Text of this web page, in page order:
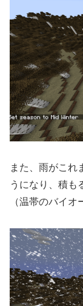
また、雨がこれ
うになり、積も
（温帯のバイオ